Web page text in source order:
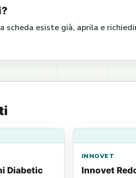
scheda esiste già, aprila e
Diabetic
INNOVET
Innovet